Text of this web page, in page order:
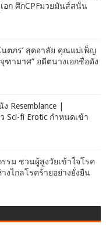
อก ศึกCPFมวยมันส์สนั่น
ตภร’ สุดอาลัย คุณแม่เพ็ญ
ฑามาศ” อดีตนางเอกชื่อดัง
Resemblance |
fi Erotic กำหนดเข้า
รม ชวนผู้สูงวัยเข้าใจโรค
งไกลโรคร้ายอย่างยั่งยืน